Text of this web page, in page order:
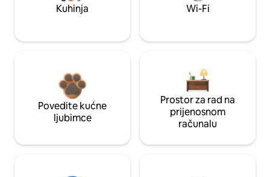
Kuhinja Wi-Fi
Povedite kućne
ljubimce
Prostor za rad na
prijenosnom
računalu